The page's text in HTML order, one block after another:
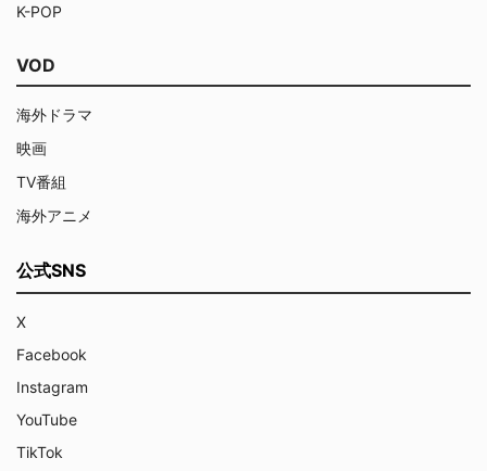
K-POP
VOD
海外ドラマ
映画
TV番組
海外アニメ
公式SNS
X
Facebook
Instagram
YouTube
TikTok